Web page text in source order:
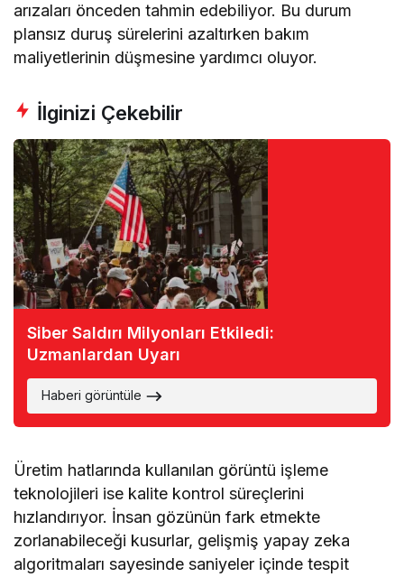
arızaları önceden tahmin edebiliyor. Bu durum
plansız duruş sürelerini azaltırken bakım
maliyetlerinin düşmesine yardımcı oluyor.
İlginizi Çekebilir
Siber Saldırı Milyonları Etkiledi:
Uzmanlardan Uyarı
Haberi görüntüle
Üretim hatlarında kullanılan görüntü işleme
teknolojileri ise kalite kontrol süreçlerini
hızlandırıyor. İnsan gözünün fark etmekte
zorlanabileceği kusurlar, gelişmiş yapay zeka
algoritmaları sayesinde saniyeler içinde tespit